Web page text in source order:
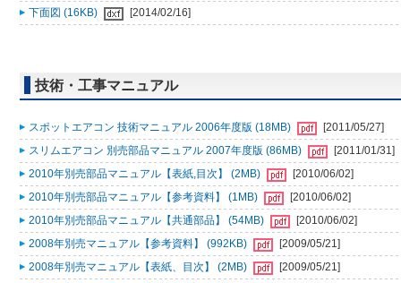
下面図 (16KB)
[2014/02/16]
技術・工事マニュアル
スポットエアコン 技術マニュアル 2006年度版 (18MB)
[2011/05/27]
スリムエアコン 別売部品マニュアル 2007年度版 (86MB)
[2011/01/31]
2010年別売部品マニュアル【表紙,目次】 (2MB)
[2010/06/02]
2010年別売部品マニュアル【参考資料】 (1MB)
[2010/06/02]
2010年別売部品マニュアル【共通部品】 (54MB)
[2010/06/02]
2008年別売マニュアル【参考資料】 (992KB)
[2009/05/21]
2008年別売マニュアル【表紙、目次】 (2MB)
[2009/05/21]